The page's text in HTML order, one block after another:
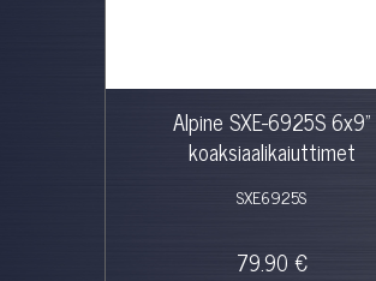
Alpine SXE-6925S 6x9"
koaksiaalikaiuttimet
SXE6925S
79.90 €